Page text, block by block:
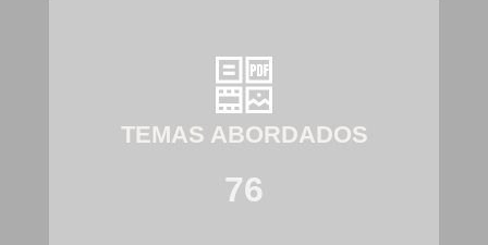
TEMAS ABORDADOS
76